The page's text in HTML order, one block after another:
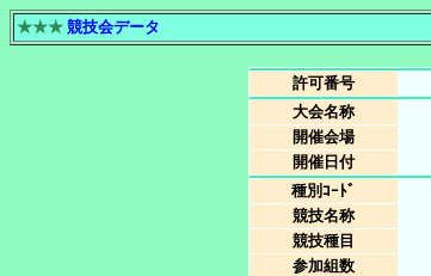
★★★ 競技会データ
許可番号
大会名称
開催会場
開催日付
種別ｺｰﾄﾞ
競技名称
競技種目
参加組数